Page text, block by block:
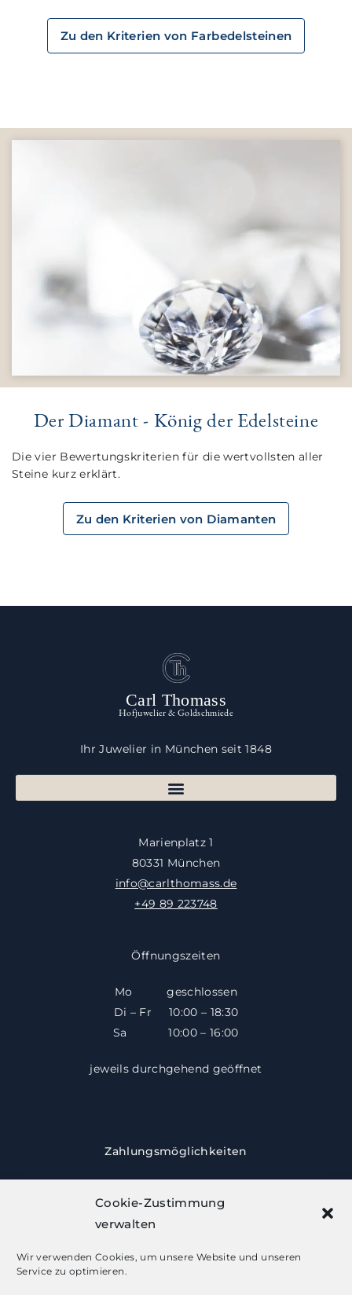
Cookie-Zustimmung
verwalten
Wir verwenden Cookies, um unsere Website und unseren
Service zu optimieren.
Zu den Kriterien von Farbedelsteinen
Der Diamant - König der Edelsteine
Die vier Bewertungskriterienfür die wertvollsten aller
Steine kurz erklärt.
Zu den Kriterien von Diamanten
Carl Thomass
Hofjuwelier & Goldschmiede
Ihr Juwelier in München seit 1848
Marienplatz 1
80331 München
info@carlthomass.de
+49 89 223748
Öffnungszeiten
Mo geschlossen
Di – Fr 10:00 – 18:30
​​Sa 10:00 – 16:00
jeweils durchgehend geöffnet
Zahlungsmöglichkeiten